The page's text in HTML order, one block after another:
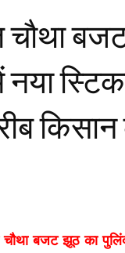
चौथा
नया
किसान
चौथा बजट झूठ का